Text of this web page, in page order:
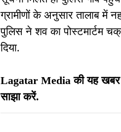
ग्रामीणों के अनुसार तालाब में
पुलिस ने शव का पोस्टमार्टम
दिया.
Lagatar Media की यह खबर
साझा करें.